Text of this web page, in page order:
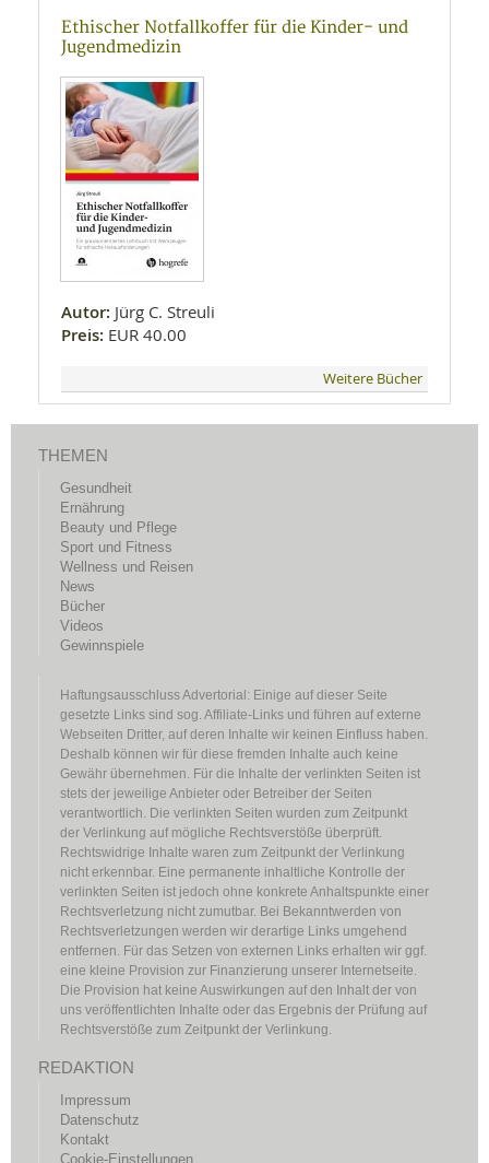
Ethischer Notfallkoffer für die Kinder- und
Jugendmedizin
Autor: Jürg C. Streuli
Preis: EUR 40.00
Weitere Bücher
THEMEN
Gesundheit
Ernährung
Beauty und Pflege
Sport und Fitness
Wellness und Reisen
News
Bücher
Videos
Gewinnspiele
Haftungsausschluss Advertorial: Einige auf dieser Seite
gesetzte Links sind sog. Affiliate-Links und führen auf externe
Webseiten Dritter, auf deren Inhalte wir keinen Einfluss haben.
Deshalb können wir für diese fremden Inhalte auch keine
Gewähr übernehmen. Für die Inhalte der verlinkten Seiten ist
stets der jeweilige Anbieter oder Betreiber der Seiten
verantwortlich. Die verlinkten Seiten wurden zum Zeitpunkt
der Verlinkung auf mögliche Rechtsverstöße überprüft.
Rechtswidrige Inhalte waren zum Zeitpunkt der Verlinkung
nicht erkennbar. Eine permanente inhaltliche Kontrolle der
verlinkten Seiten ist jedoch ohne konkrete Anhaltspunkte einer
Rechtsverletzung nicht zumutbar. Bei Bekanntwerden von
Rechtsverletzungen werden wir derartige Links umgehend
entfernen. Für das Setzen von externen Links erhalten wir ggf.
eine kleine Provision zur Finanzierung unserer Internetseite.
Die Provision hat keine Auswirkungen auf den Inhalt der von
uns veröffentlichten Inhalte oder das Ergebnis der Prüfung auf
Rechtsverstöße zum Zeitpunkt der Verlinkung.
REDAKTION
Impressum
Datenschutz
Kontakt
Cookie-Einstellungen